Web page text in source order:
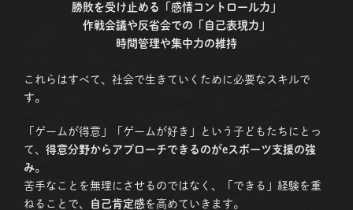
勝敗を受け止める「感情コントロール力」
作戦会議や反省会での「自己表現力」
時間管理や集中力の維持
これらはすべて、社会で生きていくために必要なスキルで
す。
「ゲームが得意」「ゲームが好き」という子どもたちにとっ
て、 得意分野からアプローチできるのがeスポーツ支援の強
み。
苦手なことを無理にさせるのではなく、「できる」経験を重
ねることで、
自己肯定感を高めていきます。